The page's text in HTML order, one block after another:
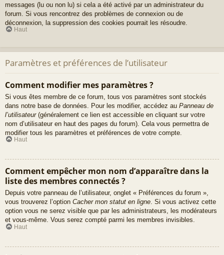
messages (lu ou non lu) si cela a été activé par un administrateur du
forum. Si vous rencontrez des problèmes de connexion ou de
déconnexion, la suppression des cookies pourrait les résoudre.
Haut
Paramètres et préférences de l’utilisateur
Comment modifier mes paramètres ?
Si vous êtes membre de ce forum, tous vos paramètres sont stockés
dans notre base de données. Pour les modifier, accédez au Panneau de
l’utilisateur(généralement ce lien est accessible en cliquant sur votre
nom d’utilisateur en haut des pages du forum). Cela vous permettra de
modifier tous les paramètres et préférences de votre compte.
Haut
Comment empêcher mon nom d’apparaître dans la
liste des membres connectés ?
Depuis votre panneau de l’utilisateur, onglet « Préférences du forum »,
vous trouverez l’option Cacher mon statut en ligne. Si vous activez cette
option vous ne serez visible que par les administrateurs, les modérateurs
et vous-même. Vous serez compté parmi les membres invisibles.
Haut